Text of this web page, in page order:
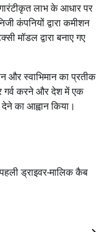
लाभ के आधार पर
कंपनियों द्वारा कमीशन
मॉडल द्वारा बनाए गए
और स्वाभिमान का प्रतीक
गर्व करने और देश में एक
का आह्वान किया।
ड्राइवर-मालिक कैब